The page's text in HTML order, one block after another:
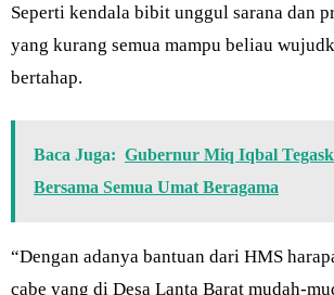
Seperti kendala bibit unggul sarana dan
yang kurang semua mampu beliau
bertahap.
Baca Juga: Gubernur Miq Iqbal
Bersama Semua Umat Beragama
“Dengan adanya bantuan dari HMS
cabe yang di Desa Lanta Barat mudah-